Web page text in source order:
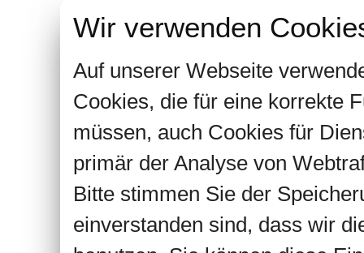
Wir verwenden
Auf unserer Webseite
Cookies, die für eine korrekte
müssen, auch Cookies für
primär der Analyse von
Bitte stimmen Sie der
einverstanden sind, dass wir